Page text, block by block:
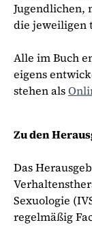
Jugendlichen,
die jeweiligen
Alle im Buch
eigens
stehen als
Zu den
Das
Sexuologie
regelmäßig